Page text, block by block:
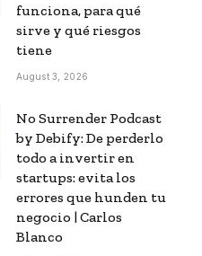
funciona, para qué
sirve y qué riesgos
tiene
August 3, 2026
No Surrender Podcast
by Debify: De perderlo
todo a invertir en
startups: evita los
errores que hunden tu
negocio | Carlos
Blanco